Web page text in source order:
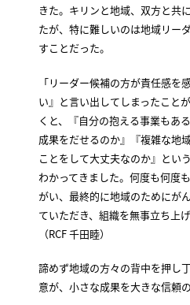
きた。キリンと地域、双方と共
たが、特に難しいのは地域リー
すことだった。
「リーダー候補の方が責任感を
い』と言い出してしまったこと
くと、『自分の抱える事業もあ
成果をだせるのか』『複雑な地
ことをして大丈夫なのか』とい
わかってきました。何度も何度
がい、最終的に地域のためにが
ていただき、組織を無事立ち上
（RCF 千田睦）
諦めず地域の方々の背中を押し
意が、小さな成果を大きな信頼